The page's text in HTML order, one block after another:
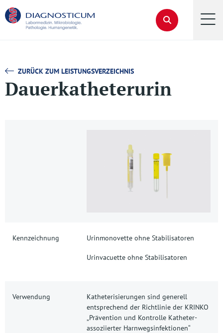
ZURÜCK ZUM LEISTUNGSVERZEICHNIS
Dauerkatheterurin
Kennzeichnung Urinmonovette ohne Stabilisatoren
Urinvacuette ohne Stabilisatoren
Verwendung
Katheterisierungen sind generell
entsprechend der Richtlinie der KRINKO
„Prävention und Kontrolle Katheter-
assoziierter Harnwegsinfektionen“